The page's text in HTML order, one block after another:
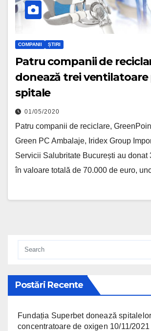
COMPANII ȘTIRI
Patru companii de
donează trei
spitale
01/05/2020
Patru companii de reciclare,
Green PC Ambalaje, Iridex Group
Servicii Salubritate București au donat
în valoare totală de 70.000 de euro,
Postări Recente
Fundația Superbet donează
concentratoare de oxigen 10/11/2021